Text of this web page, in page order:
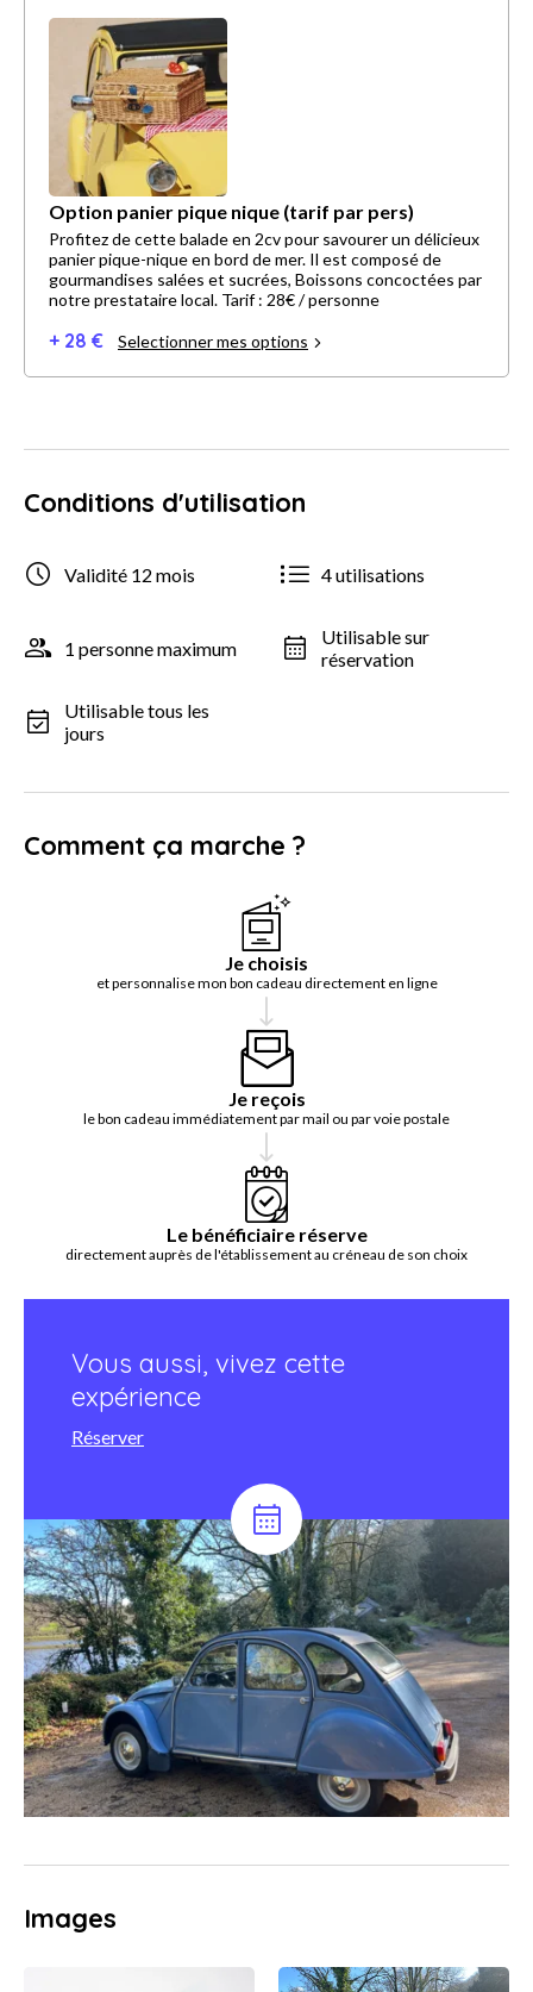
Option panier pique nique (tarif par pers)
Profitez de cette balade en 2cv pour savourer un délicieux
panier pique-nique en bord de mer. Il est composé de
gourmandises salées et sucrées, Boissons concoctées par
notre prestataire local. Tarif : 28€ / personne
+ 28 € Selectionner mes options
Conditions d'utilisation
Validité 12 mois 4 utilisations
1 personne maximum
Utilisable sur
réservation
Utilisable tous les
jours
Comment ça marche ?
Je choisis
et personnalise mon bon cadeau directement en ligne
Je reçois
le bon cadeau immédiatement par mail ou par voie postale
Le bénéficiaire réserve
directement auprès de l'établissement au créneau de son choix
Vous aussi, vivez cette
expérience
Réserver
Images